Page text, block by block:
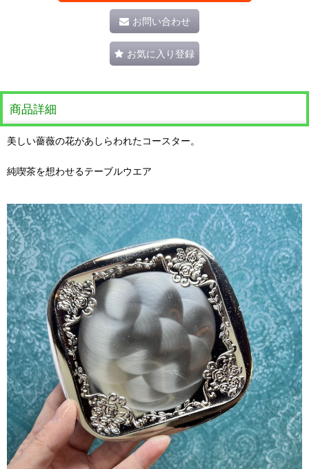
お問い合わせ
お気に入り登録
商品詳細
美しい薔薇の花があしらわれたコースター。
純喫茶を想わせるテーブルウエア